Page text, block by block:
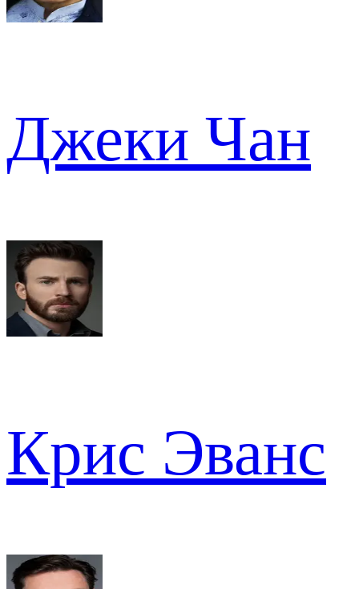
Джеки Чан
Крис Эванс